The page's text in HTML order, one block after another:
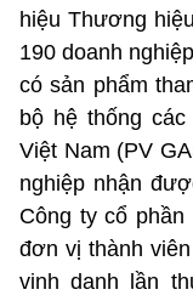
hiệu Thương
190 doanh
có sản phẩm
bộ hệ thống
Việt Nam (PV
nghiệp nhận
Công ty cổ
đơn vị thành
vinh danh lần